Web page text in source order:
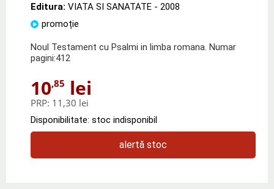
Editura: VIATA SI SANATATE - 2008
promoție
Noul Testament cu Psalmi in limba romana. Numar
pagini:412
10,85 lei
PRP: 11,30 lei
Disponibilitate: stoc indisponibil
alertă stoc